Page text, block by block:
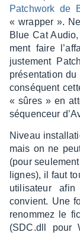
Patch­work de
« wrap­per ».
Blue Cat
ment faire
juste­ment
présen­ta­tion
consé­quent
« sûres » en
séquen­ceur
Niveau
mais on ne
(pour
lignes), il faut
utili­sa­teur
convient. Une
renom­mez le
(SDC.dll pour